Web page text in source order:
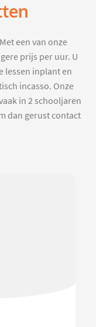
een van onze
prijs per uur. U
lessen inplant en
incasso. Onze
in 2 schooljaren
dan gerust contact